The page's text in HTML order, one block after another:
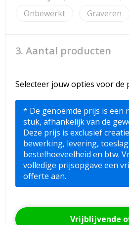
Onbewerkt
Graveren
3. Aantal producten
Selecteer jouw opties voor de
* De genoemde prijs is een
stuk, afhankelijk van de
Deze prijs is exclusief
bewerking, levering,
bestelhoeveelheid en btw.
volledige prijsopgave een
offerte aan.
Vrijblijvende